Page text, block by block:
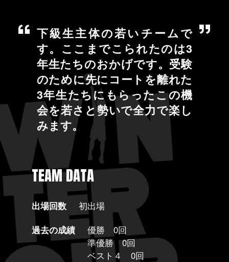
下級生主体の若いチームで
す。ここまでこられたのは3
年生たちのおかげです。受験
のために先にコートを離れた
3年生たちにもらったこの機
会を若さと勢いで全力で楽し
みます。
TEAM DATA
出場回数
初出場
過去の成績
優勝 0回
準優勝 0回
ベスト４ 0回